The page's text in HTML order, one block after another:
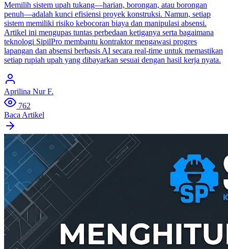
Memilih sistem upah tukang—harian, borongan, atau borongan
penuh—adalah kunci efisiensi proyek konstruksi. Namun, setiap
sistem memiliki risiko kebocoran biaya dan manipulasi absensi.
Artikel ini mengupas tuntas perbedaan ketiganya serta bagaimana
teknologi SipilPro membantu kontraktor mengawasi progres
lapangan dan absensi berbasis AI secara real-time untuk memastikan
setiap rupiah upah yang dibayarkan sesuai dengan hasil kerja nyata.
Aprilina Nur F.
762
Baca Artikel